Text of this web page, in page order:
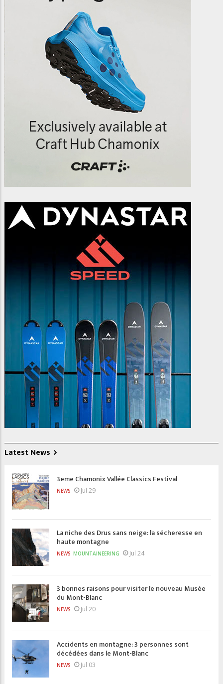
Latest News
3eme Chamonix Vallée Classics Festival
NEWS Jul 29
La niche des Drus sans neige: la sécheresse en
haute montagne
NEWS MOUNTAINEERING Jul 24
3 bonnes raisons pour visiter le nouveau Musée
du Mont-Blanc
NEWS Jul 20
Accidents en montagne: 3 personnes sont
décédées dans le Mont-Blanc
NEWS Jul 03